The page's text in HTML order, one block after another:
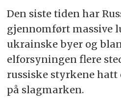
Den siste tiden har
gjennomført massive
ukrainske byer og
elforsyningen flere
russiske styrkene
på slagmarken.